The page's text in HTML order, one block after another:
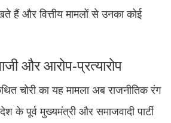
हैं और वित्तीय मामलों से उनका कोई
और आरोप-प्रत्यारोप
चोरी का यह मामला अब राजनीतिक रंग
के पूर्व मुख्यमंत्री और समाजवादी पार्टी